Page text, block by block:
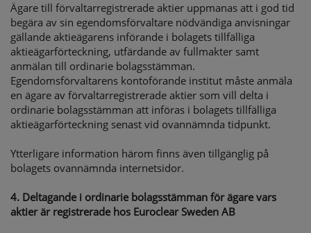
Ägare till förvaltarregistrerade aktier uppmanas att i god tid
begära av sin egendomsförvaltare nödvändiga anvisningar
gällande aktieägarens införande i bolagets tillfälliga
aktieägarförteckning, utfärdande av fullmakter samt
anmälan till ordinarie bolagsstämman.
Egendomsförvaltarens kontoförande institut måste anmäla
en ägare av förvaltarregistrerade aktier som vill delta i
ordinarie bolagsstämman att införas i bolagets tillfälliga
aktieägarförteckning senast vid ovannämnda tidpunkt.
Ytterligare information härom finns även tillgänglig på
bolagets ovannämnda internetsidor.
4. Deltagande i ordinarie bolagsstämman för ägare vars
aktier är registrerade hos Euroclear Sweden AB